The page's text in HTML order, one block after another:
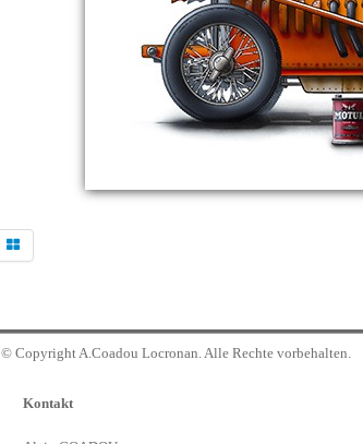
© Copyright A.Coadou Locronan. Alle Rechte vorbehalten.
Kontakt